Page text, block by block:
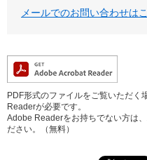
メールでのお問い合わせは
PDF形式のファイルをご覧いただ
Readerが必要です。
Adobe Readerをお持ちでない方は
ださい。（無料）